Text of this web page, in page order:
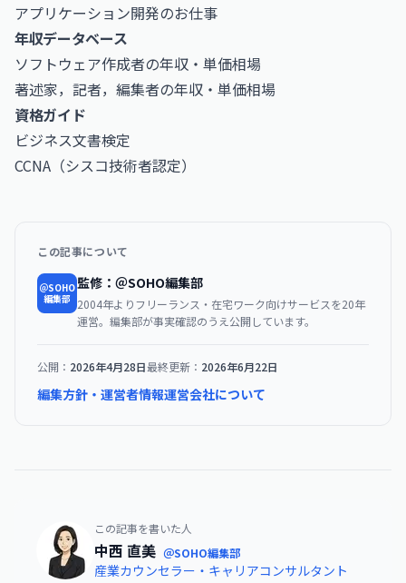
アプリケーション開発のお仕事
年収データベース
ソフトウェア作成者の年収・単価相場
著述家，記者，編集者の年収・単価相場
資格ガイド
ビジネス文書検定
CCNA（シスコ技術者認定）
この記事について
＠SOHO
編集部
監修：＠SOHO編集部
2004年よりフリーランス・在宅ワーク向けサービスを20年
運営。編集部が事実確認のうえ公開しています。
公開： 2026年4月28日最終更新： 2026年6月22日
編集方針・運営者情報運営会社について
この記事を書いた人
中西 直美 ＠SOHO編集部
産業カウンセラー・キャリアコンサルタント